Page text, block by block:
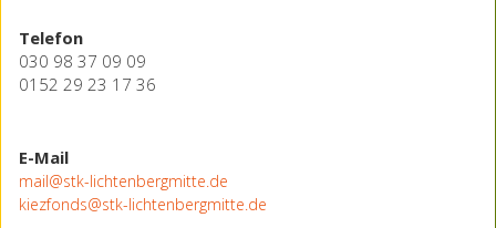
Telefon
030 98 37 09 09
0152 29 23 17 36
E-Mail
mail@stk-lichtenbergmitte.de
kiezfonds@stk-lichtenbergmitte.de